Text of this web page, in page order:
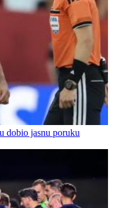
dobio jasnu poruku